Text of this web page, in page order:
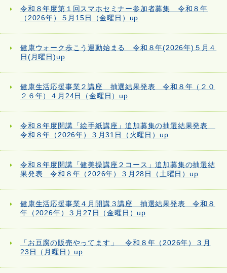
令和８年度第１回スマホセミナー参加者募集 令和８年
（2026年）５月15日（金曜日）up
健康ウォーク歩こう運動始まる 令和８年(2026年)５月４
日(月曜日)up
健康生活応援事業２講座 抽選結果発表 令和８年（２０
２６年）４月24日（金曜日）up
令和８年度開講「絵手紙講座」追加募集の抽選結果発表
令和８年（2026年）３月31日（火曜日）up
令和８年度開講「健美操講座２コース」追加募集の抽選結
果発表 令和８年（2026年）３月28日（土曜日）up
健康生活応援事業４月開講３講座 抽選結果発表 令和８
年（2026年）３月27日（金曜日）up
「お豆腐の販売やってます」 令和８年（2026年）３月
23日（月曜日）up